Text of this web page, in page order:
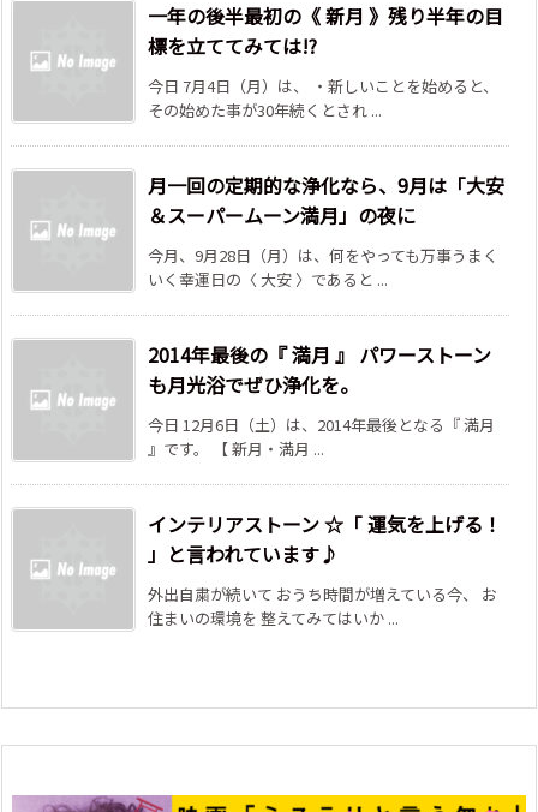
一年の後半最初の《 新月 》残り半年の目
標を立ててみては!?
今日 7月4日（月）は、 ・新しいことを始めると、
その始めた事が30年続くとされ ...
月一回の定期的な浄化なら、9月は「大安
＆スーパームーン満月」の夜に
今月、9月28日（月）は、何をやっても万事うまく
いく幸運日の〈 大安 〉であると ...
2014年最後の『 満月 』 パワーストーン
も月光浴でぜひ浄化を。
今日 12月6日（土）は、2014年最後となる『 満月
』です。 【 新月・満月 ...
インテリアストーン ☆「 運気を上げる！
」と言われています♪
外出自粛が続いて おうち時間が増えている今、 お
住まいの環境を 整えてみてはいか ...